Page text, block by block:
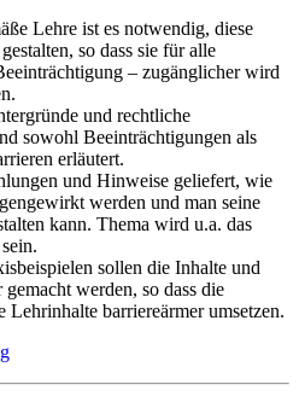
Lehre ist es notwendig, diese
so dass sie für alle
– zugänglicher wird
und rechtliche
sowohl Beeinträchtigungen als
erläutert.
und Hinweise geliefert, wie
werden und man seine
kann. Thema wird u.a. das
sollen die Inhalte und
werden, so dass die
barriereärmer umsetzen.